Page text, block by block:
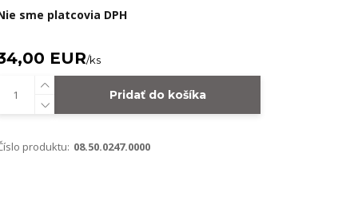
sme platcovia DPH
EUR/ks
Pridať do košíka
produktu: 08.50.0247.0000